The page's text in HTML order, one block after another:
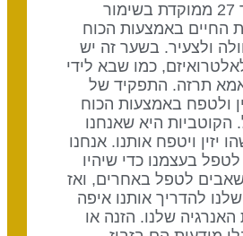
האנרגיה של שער 27 ממוקדת בשימור
החיים באמצעות הכוח
ולצעיר. בשער זה יש
כמו שבא לידי
תרזה. התפקיד של
ולטפח באמצעות הכוח
היא שאנחנו
ויטפח אותנו. אנחנו
בעצמנו כדי שיהיו
לטפל באחרים, ואז
להדריך אותנו איפה
שלנו. הזנה או